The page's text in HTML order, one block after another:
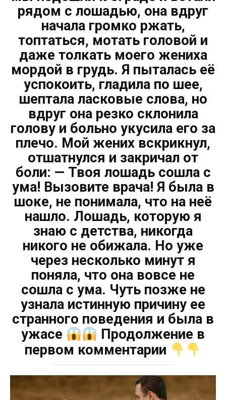
рядом с лошадью, она вдруг
начала громко ржать,
топтаться, мотать головой и
даже толкать моего жениха
мордой в грудь. Я пыталась её
успокоить, гладила по шее,
шептала ласковые слова, но
вдруг она резко склонила
голову и больно укусила его за
плечо. Мой жених вскрикнул,
отшатнулся и закричал от
боли: — Твоя лошадь сошла с
ума! Вызовите врача! Я была в
шоке, не понимала, что на неё
нашло. Лошадь, которую я
знаю с детства, никогда
никого не обижала. Но уже
через несколько минут я
поняла, что она вовсе не
сошла с ума. Чуть позже не
узнала истинную причину ее
странного поведения и была в
ужасе
Продолжение в
первом комментарии